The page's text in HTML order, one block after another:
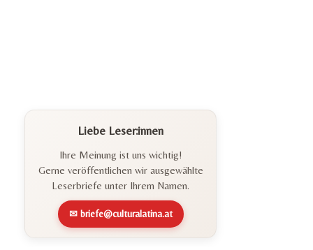
Liebe Leser:innen
Ihre Meinung ist uns wichtig!
Gerne veröffentlichen wir ausgewählte
Leserbriefe unter Ihrem Namen.
✉ briefe@culturalatina.at